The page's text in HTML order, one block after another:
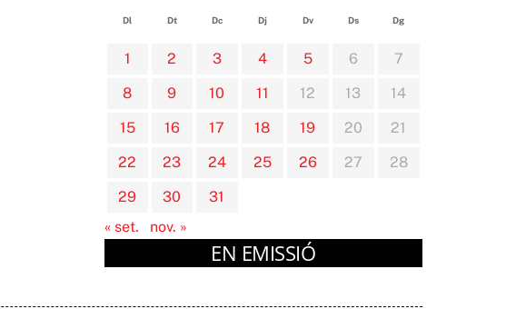
Dl Dt Dc Dj Dv Ds Dg
1 2 3 4 5 6
7
8
9 10 11 12 13
14
15
16 17 18 19 20
21
22
23 24 25 26 27
28
29
30
31
« set.
nov. »
EN EMISSIÓ